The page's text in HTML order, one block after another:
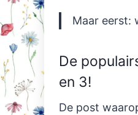
Maar eerst:
De
en 3!
De post